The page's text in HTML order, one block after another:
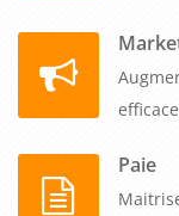
renforcer votre
prendre la
en y répondant,
acceptable pour
mesure
Paie